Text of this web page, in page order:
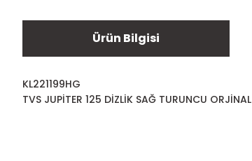
Ürün Bilgisi
KL221199HG
TVS JUPİTER 125 DİZLİK SAĞ TURUNCU ORJİNAL